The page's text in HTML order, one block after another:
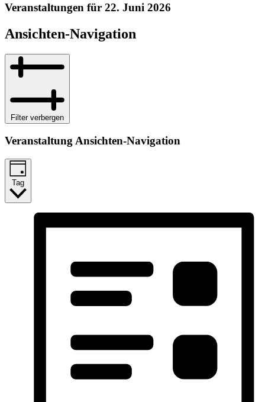
Veranstaltungen für 22. Juni 2026
Ansichten-Navigation
Filter verbergen
Veranstaltung Ansichten-Navigation
Tag